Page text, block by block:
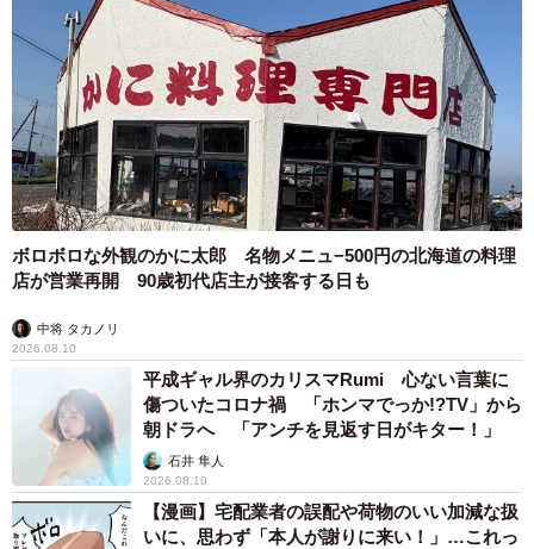
ボロボロな外観のかに太郎 名物メニュ−500円の北海道の料理
店が営業再開 90歳初代店主が接客する日も
中将 タカノリ
2026.08.10
平成ギャル界のカリスマRumi 心ない言葉に
傷ついたコロナ禍 「ホンマでっか!?TV」から
朝ドラへ 「アンチを見返す日がキター！」
石井 隼人
2026.08.10
【漫画】宅配業者の誤配や荷物のいい加減な扱
いに、思わず「本人が謝りに来い！」…これっ